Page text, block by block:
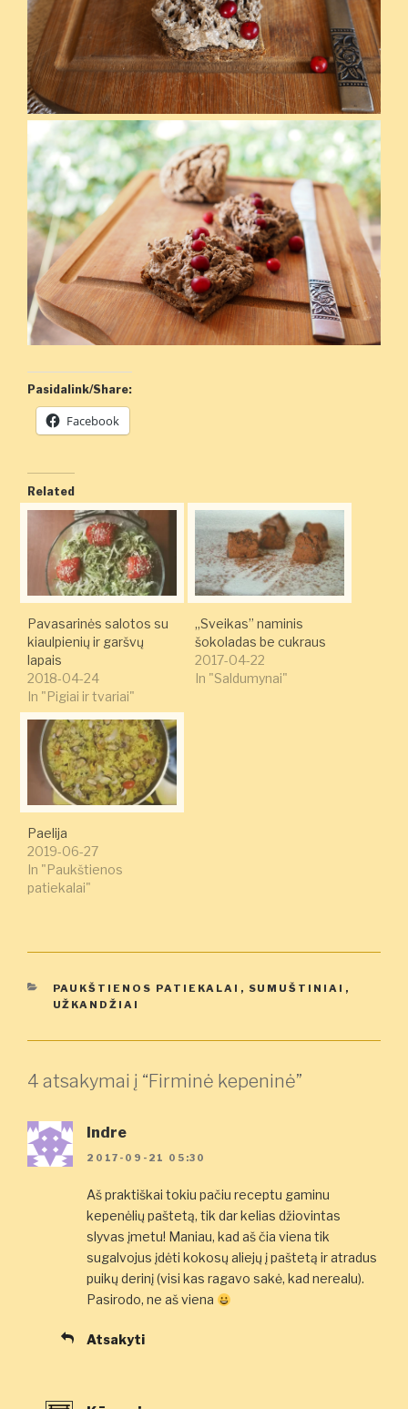
Pasidalink/Share:
Facebook
Related
Pavasarinės salotos su
kiaulpienių ir garšvų
lapais
2018-04-24
In "Pigiai ir tvariai"
„Sveikas” naminis
šokoladas be cukraus
2017-04-22
In "Saldumynai"
Paelija
2019-06-27
In "Paukštienos
patiekalai"
KATEGORIJOS
PAUKŠTIENOS PATIEKALAI , SUMUŠTINIAI ,
UŽKANDŽIAI
4 atsakymai į “Firminė kepeninė”
Indre
2017-09-21 05:30
Aš praktiškai tokiu pačiu receptu gaminu
kepenėlių paštetą, tik dar kelias džiovintas
slyvas įmetu! Maniau, kad aš čia viena tik
sugalvojus įdėti kokosų aliejų į paštetą ir atradus
puikų derinį (visi kas ragavo sakė, kad nerealu).
Pasirodo, ne aš viena
Atsakyti